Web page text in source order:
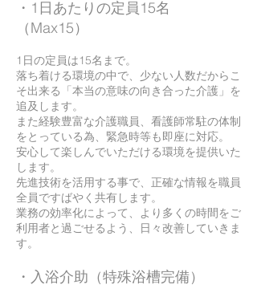
・1日あたりの定員15名
（Max15）
1日の定員は15名まで。
落ち着ける環境の中で、少ない人数だからこ
そ出来る「本当の意味の向き合った介護」を
追及します。
​また経験豊富な介護職員、看護師常駐の体制
をとっている為、緊急時等も即座に対応。
​安心して楽しんでいただける環境を提供いた
します。
先進技術を活用する事で、正確な情報を職員
全員ですばやく共有します。
業務の効率化によって、より多くの時間をご
利用者と過ごせるよう、日々改善していきま
す。
・入浴介助（特殊浴槽完備）